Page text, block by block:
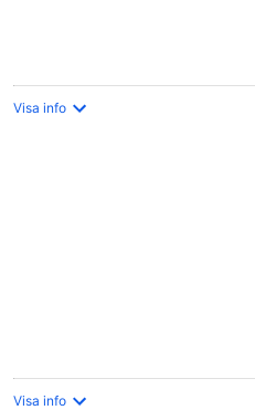
Visa info
Visa info